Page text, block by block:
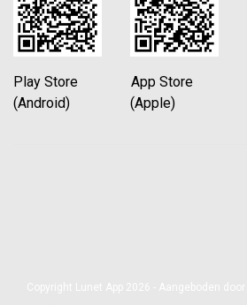
Play Store App Store
(Android) (Apple)